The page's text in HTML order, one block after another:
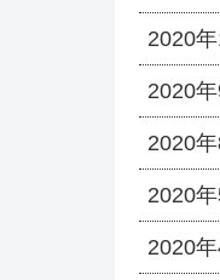
2020年
2020年
2020年
2020年
2020年